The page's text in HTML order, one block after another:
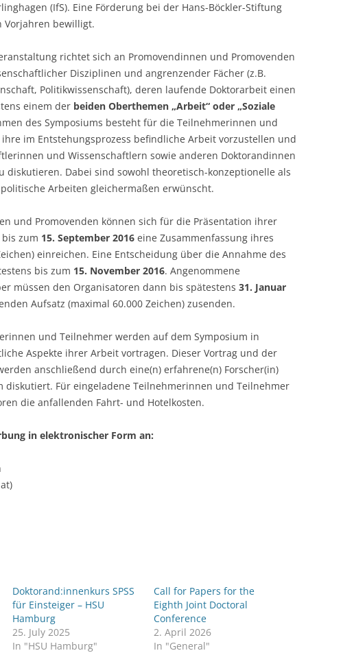
– BWL
– WISO
– EPB
LECTURERS &
LECTURERS &
LECTURERS &
LECTURERS &
PROGRAMME
CASH BUDGET 2014
(IfS). Eine Förderung bei der Hans-Böckler-Stiftung
bewilligt.
richtet sich an Promovendinnen und Promovenden
Disziplinen und angrenzender Fächer (z.B.
Politikwissenschaft), deren laufende Doktorarbeit einen
einem der beiden Oberthemen „Arbeit“ oder „Soziale
des Symposiums besteht für die Teilnehmerinnen und
im Entstehungsprozess befindliche Arbeit vorzustellen und
und Wissenschaftlern sowie anderen Doktorandinnen
diskutieren. Dabei sind sowohl theoretisch-konzeptionelle als
Arbeiten gleichermaßen erwünscht.
und Promovenden können sich für die Präsentation ihrer
zum 15. September 2016 eine Zusammenfassung ihres
einreichen. Eine Entscheidung über die Annahme des
bis zum 15. November 2016. Angenommene
müssen den Organisatoren dann bis spätestens 31. Januar
Aufsatz (maximal 60.000 Zeichen) zusenden.
und Teilnehmer werden auf dem Symposium in
Aspekte ihrer Arbeit vortragen. Dieser Vortrag und der
anschließend durch eine(n) erfahrene(n) Forscher(in)
diskutiert. Für eingeladene Teilnehmerinnen und Teilnehmer
die anfallenden Fahrt- und Hotelkosten.
in elektronischer Form an:
Doktorand:innenkurs SPSS
für Einsteiger – HSU
Hamburg
25. July 2025
In "HSU Hamburg"
Call for Papers for the
Eighth Joint Doctoral
Conference
2. April 2026
In "General"